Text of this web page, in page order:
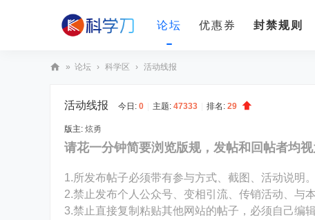
论坛 优惠券 封禁规则
» 论坛 › 科学区 › 活动线报
活动线报 今日: 0 主题: 47333 排名: 29
版主: 炫勇
请花一分钟简要浏览版规，发帖和回帖者均
1.所发布帖子必须带有参与方式、截图、活动说明。
2.禁止发布个人公众号、变相引流、传销活动、与
3.禁止直接复制粘贴其他网站的帖子，必须自己编